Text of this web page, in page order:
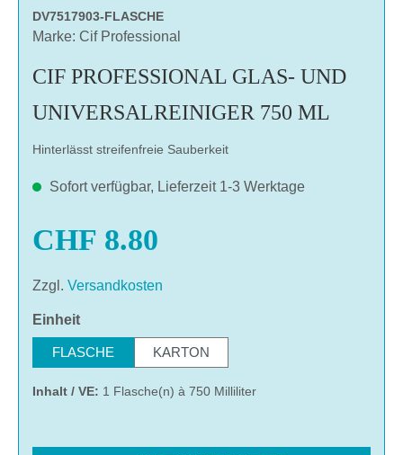
DV7517903-FLASCHE
Marke: Cif Professional
CIF PROFESSIONAL GLAS- UND
UNIVERSALREINIGER 750 ML
Hinterlässt streifenfreie Sauberkeit
Sofort verfügbar, Lieferzeit 1-3 Werktage
CHF 8.80
Zzgl. Versandkosten
Einheitauswählen
FLASCHE KARTON
Inhalt / VE: 1 Flasche(n) à 750 Milliliter